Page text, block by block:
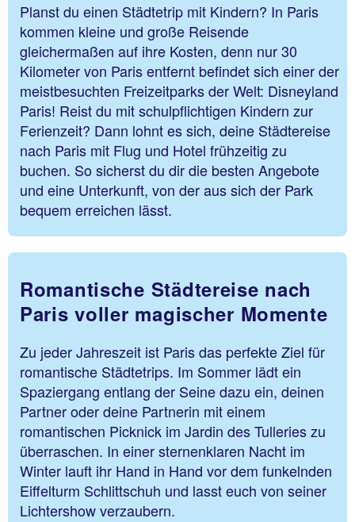
Planst du einen Städtetrip mit Kindern? In Paris
kommen kleine und große Reisende
gleichermaßen auf ihre Kosten, denn nur 30
Kilometer von Paris entfernt befindet sich einer der
meistbesuchten Freizeitparks der Welt: Disneyland
Paris! Reist du mit schulpflichtigen Kindern zur
Ferienzeit? Dann lohnt es sich, deine Städtereise
nach Paris mit Flug und Hotel frühzeitig zu
buchen. So sicherst du dir die besten Angebote
und eine Unterkunft, von der aus sich der Park
bequem erreichen lässt.
Romantische Städtereise nach
Paris voller magischer Momente
Zu jeder Jahreszeit ist Paris das perfekte Ziel für
romantische Städtetrips. Im Sommer lädt ein
Spaziergang entlang der Seine dazu ein, deinen
Partner oder deine Partnerin mit einem
romantischen Picknick im Jardin des Tulleries zu
überraschen. In einer sternenklaren Nacht im
Winter lauft ihr Hand in Hand vor dem funkelnden
Eiffelturm Schlittschuh und lasst euch von seiner
Lichtershow verzaubern.